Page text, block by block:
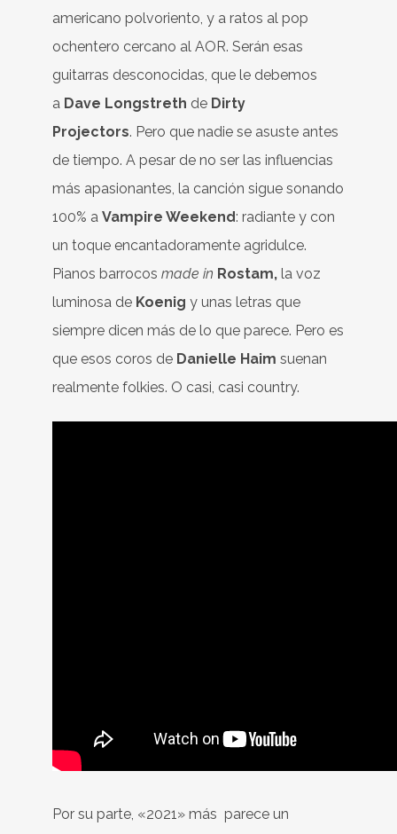
americano polvoriento, y a ratos al pop
ochentero cercano al AOR. Serán esas
guitarras desconocidas, que le debemos
a Dave Longstreth de Dirty
Projectors. Pero que nadie se asuste antes
de tiempo. A pesar de no ser las influencias
más apasionantes, la canción sigue sonando
100% a Vampire Weekend: radiante y con
un toque encantadoramente agridulce.
Pianos barrocos made in Rostam, la voz
luminosa de Koenig y unas letras que
siempre dicen más de lo que parece. Pero es
que esos coros de Danielle Haim suenan
realmente folkies. O casi, casi country.
Por su parte, «2021» más parece un